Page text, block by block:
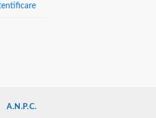
A.N.P.C.